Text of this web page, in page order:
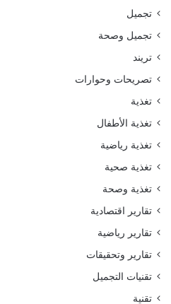
تجميل
تجميل وصحة
تريند
تصريحات وحوارات
تغذية
تغذية الأطفال
تغذية رياضية
تغذية صحية
تغذية وصحة
تقارير اقتصادية
تقارير رياضية
تقارير وتحقيقات
تقنيات التجميل
تقنية